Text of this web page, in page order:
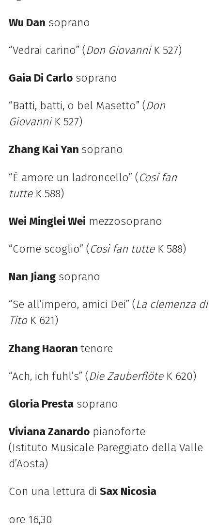
Wu Dan soprano
“Vedrai carino” (Don GiovanniK 527)
Gaia Di Carlo soprano
“Batti, batti, o bel Masetto” (Don
GiovanniK 527)
Zhang Kai Yan soprano
“È amore un ladroncello” (Così fan
tutteK 588)
Wei Minglei Wei mezzosoprano
“Come scoglio” (Così fan tutteK 588)
Nan Jiang soprano
“Se all’impero, amici Dei” (La clemenza di
TitoK 621)
Zhang Haoran tenore
“Ach, ich fuhl’s” (Die ZauberflöteK 620)
Gloria Presta soprano
Viviana Zanardo pianoforte
(Istituto Musicale Pareggiato della Valle
d’Aosta)
Con una lettura di Sax Nicosia
ore 16,30